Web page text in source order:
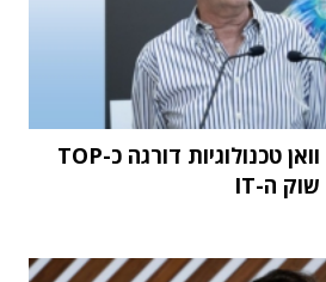
מחקר STKI השנתי: וואן טכנולוגיות דורגה כ-TOP